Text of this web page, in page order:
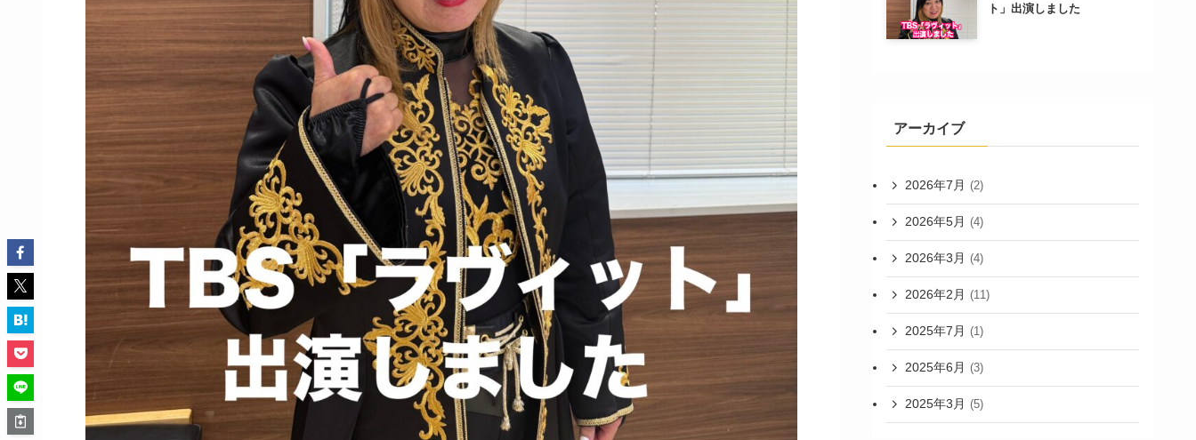
ト」出演しました
アーカイブ
2026年7月 (2)
2026年5月 (4)
2026年3月 (4)
2026年2月 (11)
2025年7月 (1)
2025年6月 (3)
2025年3月 (5)